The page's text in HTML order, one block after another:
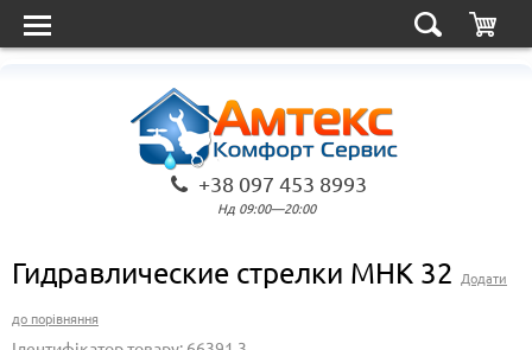
+38 097 453 8993
Нд 09:00—20:00
Гидравлические стрелки MHK 32 Додати
до порівняння